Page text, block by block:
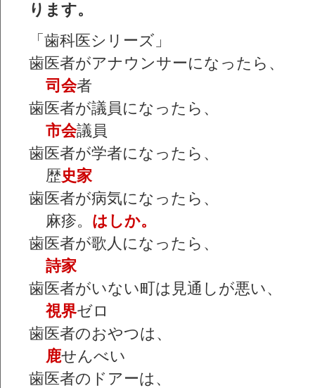
ります。
「歯科医シリーズ」
歯医者がアナウンサーになったら、
司会者
歯医者が議員になったら、
市会議員
歯医者が学者になったら、
歴史家
歯医者が病気になったら、
麻疹。 はしか。
歯医者が歌人になったら、
詩家
歯医者がいない町は見通しが悪い、
視界ゼロ
歯医者のおやつは、
鹿せんべい
歯医者のドアーは、